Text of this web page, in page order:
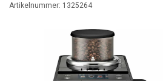
Artikelnummer: 1325264